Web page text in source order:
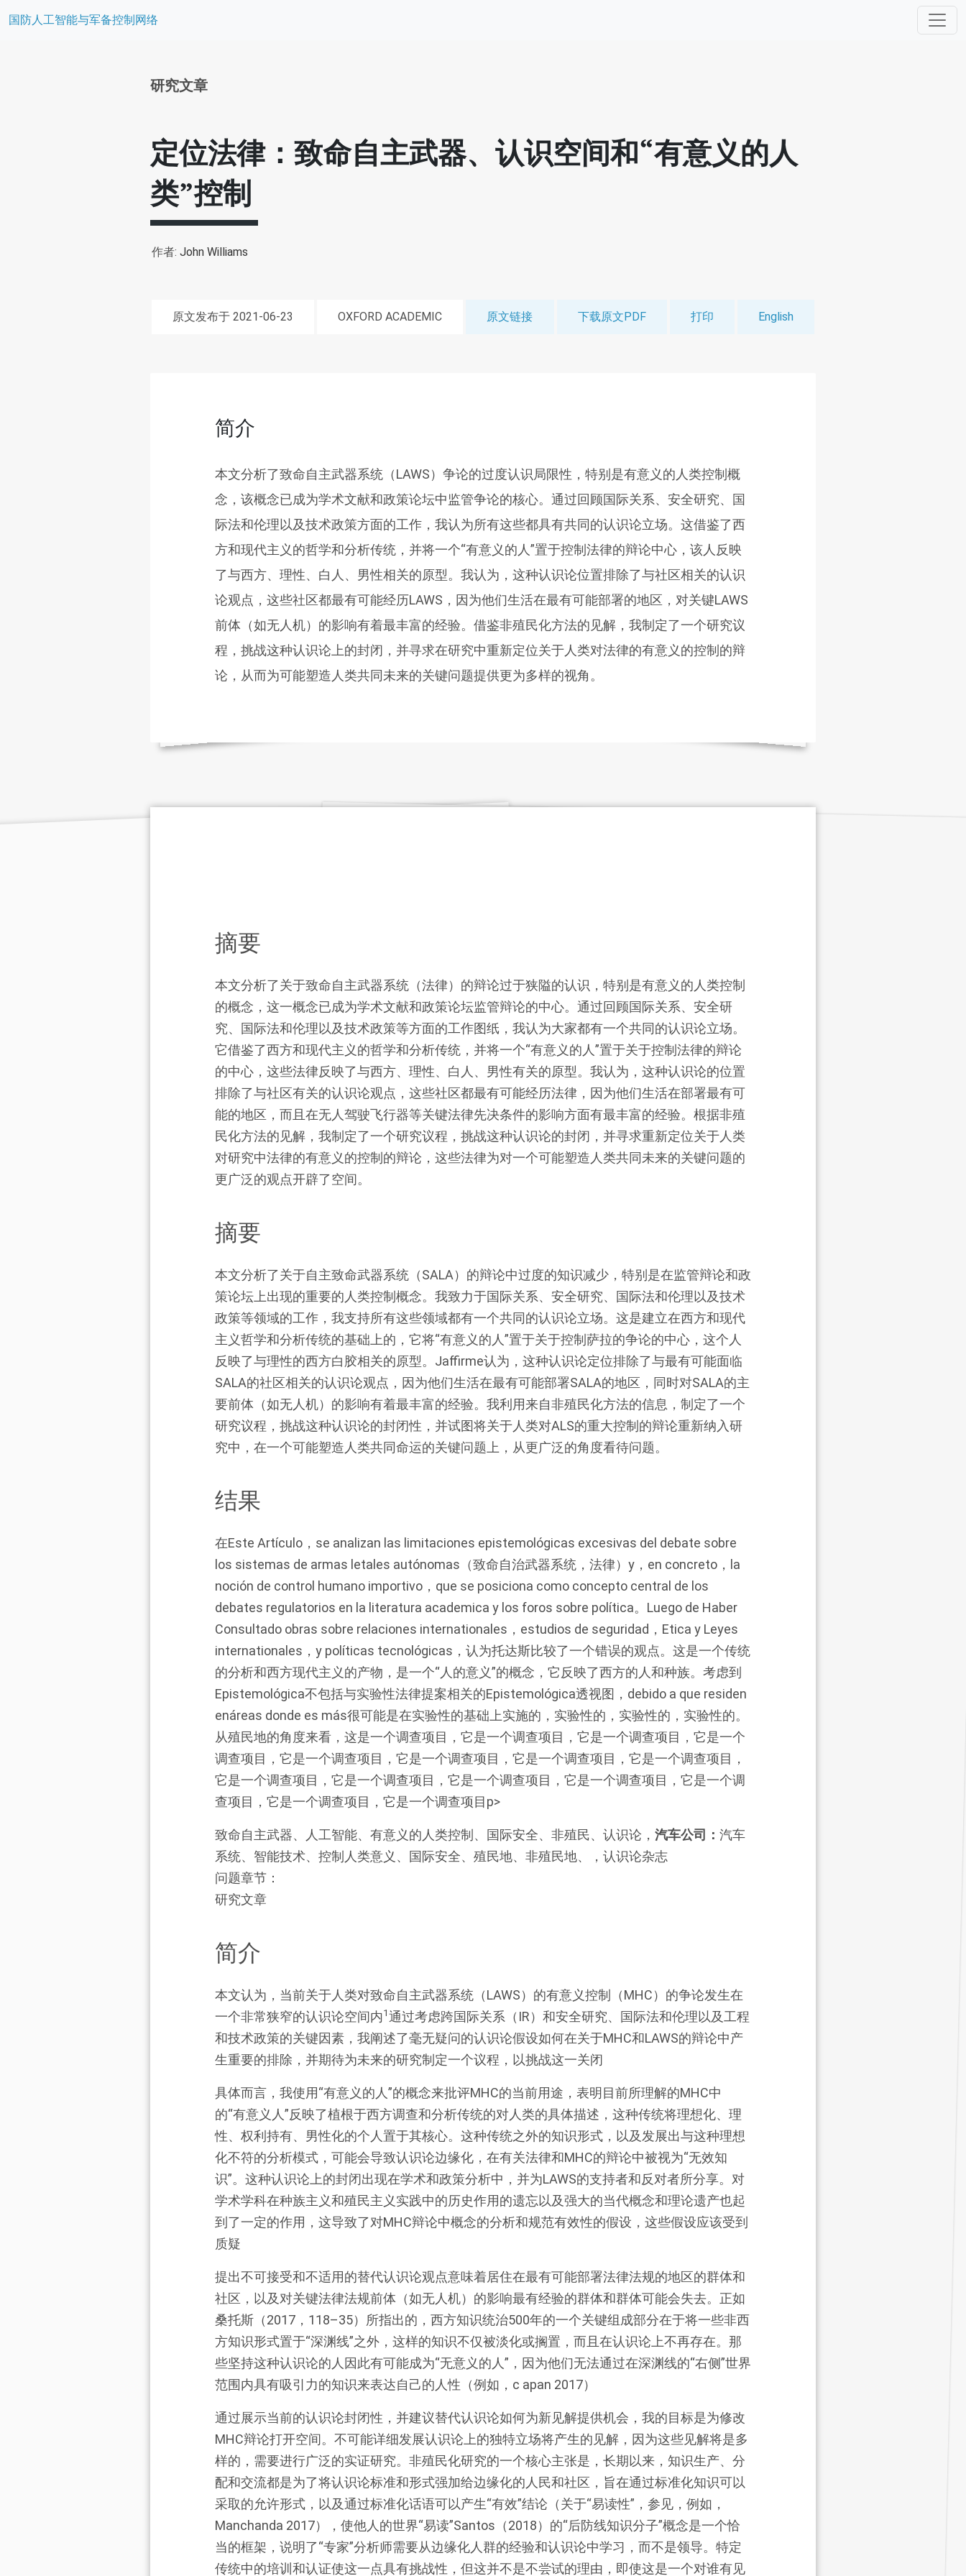
国防人工智能与军备控制网络
研究文章
定位法律：致命自主武器、认识空间和“有意义的人
类”控制
作者: John Williams
原文发布于 2021-06-23 OXFORD ACADEMIC 原文链接 下载原文PDF 打印 English
简介
本文分析了致命自主武器系统（LAWS）争论的过度认识局限性，特别是有意义的人类控制概
念，该概念已成为学术文献和政策论坛中监管争论的核心。通过回顾国际关系、安全研究、国
际法和伦理以及技术政策方面的工作，我认为所有这些都具有共同的认识论立场。这借鉴了西
方和现代主义的哲学和分析传统，并将一个“有意义的人”置于控制法律的辩论中心，该人反映
了与西方、理性、白人、男性相关的原型。我认为，这种认识论位置排除了与社区相关的认识
论观点，这些社区都最有可能经历LAWS，因为他们生活在最有可能部署的地区，对关键LAWS
前体（如无人机）的影响有着最丰富的经验。借鉴非殖民化方法的见解，我制定了一个研究议
程，挑战这种认识论上的封闭，并寻求在研究中重新定位关于人类对法律的有意义的控制的辩
论，从而为可能塑造人类共同未来的关键问题提供更为多样的视角。
摘要
本文分析了关于致命自主武器系统（法律）的辩论过于狭隘的认识，特别是有意义的人类控制
的概念，这一概念已成为学术文献和政策论坛监管辩论的中心。通过回顾国际关系、安全研
究、国际法和伦理以及技术政策等方面的工作图纸，我认为大家都有一个共同的认识论立场。
它借鉴了西方和现代主义的哲学和分析传统，并将一个“有意义的人”置于关于控制法律的辩论
的中心，这些法律反映了与西方、理性、白人、男性有关的原型。我认为，这种认识论的位置
排除了与社区有关的认识论观点，这些社区都最有可能经历法律，因为他们生活在部署最有可
能的地区，而且在无人驾驶飞行器等关键法律先决条件的影响方面有最丰富的经验。根据非殖
民化方法的见解，我制定了一个研究议程，挑战这种认识论的封闭，并寻求重新定位关于人类
对研究中法律的有意义的控制的辩论，这些法律为对一个可能塑造人类共同未来的关键问题的
更广泛的观点开辟了空间。
摘要
本文分析了关于自主致命武器系统（SALA）的辩论中过度的知识减少，特别是在监管辩论和政
策论坛上出现的重要的人类控制概念。我致力于国际关系、安全研究、国际法和伦理以及技术
政策等领域的工作，我支持所有这些领域都有一个共同的认识论立场。这是建立在西方和现代
主义哲学和分析传统的基础上的，它将“有意义的人”置于关于控制萨拉的争论的中心，这个人
反映了与理性的西方白胶相关的原型。Jaffirme认为，这种认识论定位排除了与最有可能面临
SALA的社区相关的认识论观点，因为他们生活在最有可能部署SALA的地区，同时对SALA的主
要前体（如无人机）的影响有着最丰富的经验。我利用来自非殖民化方法的信息，制定了一个
研究议程，挑战这种认识论的封闭性，并试图将关于人类对ALS的重大控制的辩论重新纳入研
究中，在一个可能塑造人类共同命运的关键问题上，从更广泛的角度看待问题。
结果
在Este Artículo，se analizan las limitaciones epistemológicas excesivas del debate sobre
los sistemas de armas letales autónomas（致命自治武器系统，法律）y，en concreto，la
noción de control humano importivo，que se posiciona como concepto central de los
debates regulatorios en la literatura academica y los foros sobre política。Luego de Haber
Consultado obras sobre relaciones internationales，estudios de seguridad，Etica y Leyes
internationales，y políticas tecnológicas，认为托达斯比较了一个错误的观点。这是一个传统
的分析和西方现代主义的产物，是一个“人的意义”的概念，它反映了西方的人和种族。考虑到
Epistemológica不包括与实验性法律提案相关的Epistemológica透视图，debido a que residen
enáreas donde es más很可能是在实验性的基础上实施的，实验性的，实验性的，实验性的。
从殖民地的角度来看，这是一个调查项目，它是一个调查项目，它是一个调查项目，它是一个
调查项目，它是一个调查项目，它是一个调查项目，它是一个调查项目，它是一个调查项目，
它是一个调查项目，它是一个调查项目，它是一个调查项目，它是一个调查项目，它是一个调
查项目，它是一个调查项目，它是一个调查项目p>
致命自主武器、人工智能、有意义的人类控制、国际安全、非殖民、认识论， 汽车公司： 汽车
系统、智能技术、控制人类意义、国际安全、殖民地、非殖民地、，认识论杂志
问题章节：
研究文章
简介
本文认为，当前关于人类对致命自主武器系统（LAWS）的有意义控制（MHC）的争论发生在
一个非常狭窄的认识论空间内1通过考虑跨国际关系（IR）和安全研究、国际法和伦理以及工程
和技术政策的关键因素，我阐述了毫无疑问的认识论假设如何在关于MHC和LAWS的辩论中产
生重要的排除，并期待为未来的研究制定一个议程，以挑战这一关闭
具体而言，我使用“有意义的人”的概念来批评MHC的当前用途，表明目前所理解的MHC中
的“有意义人”反映了植根于西方调查和分析传统的对人类的具体描述，这种传统将理想化、理
性、权利持有、男性化的个人置于其核心。这种传统之外的知识形式，以及发展出与这种理想
化不符的分析模式，可能会导致认识论边缘化，在有关法律和MHC的辩论中被视为“无效知
识”。这种认识论上的封闭出现在学术和政策分析中，并为LAWS的支持者和反对者所分享。对
学术学科在种族主义和殖民主义实践中的历史作用的遗忘以及强大的当代概念和理论遗产也起
到了一定的作用，这导致了对MHC辩论中概念的分析和规范有效性的假设，这些假设应该受到
质疑
提出不可接受和不适用的替代认识论观点意味着居住在最有可能部署法律法规的地区的群体和
社区，以及对关键法律法规前体（如无人机）的影响最有经验的群体和群体可能会失去。正如
桑托斯（2017，118–35）所指出的，西方知识统治500年的一个关键组成部分在于将一些非西
方知识形式置于“深渊线”之外，这样的知识不仅被淡化或搁置，而且在认识论上不再存在。那
些坚持这种认识论的人因此有可能成为“无意义的人”，因为他们无法通过在深渊线的“右侧”世界
范围内具有吸引力的知识来表达自己的人性（例如， c apan 2017）
通过展示当前的认识论封闭性，并建议替代认识论如何为新见解提供机会，我的目标是为修改
MHC辩论打开空间。不可能详细发展认识论上的独特立场将产生的见解，因为这些见解将是多
样的，需要进行广泛的实证研究。非殖民化研究的一个核心主张是，长期以来，知识生产、分
配和交流都是为了将认识论标准和形式强加给边缘化的人民和社区，旨在通过标准化知识可以
采取的允许形式，以及通过标准化话语可以产生“有效”结论（关于“易读性”，参见，例如，
Manchanda 2017），使他人的世界“易读”Santos（2018）的“后防线知识分子”概念是一个恰
当的框架，说明了“专家”分析师需要从边缘化人群的经验和认识论中学习，而不是领导。特定
传统中的培训和认证使这一点具有挑战性，但这并不是不尝试的理由，即使这是一个对谁有见